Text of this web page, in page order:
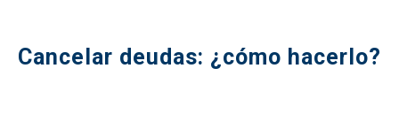
Cancelar deudas: ¿cómo hacerlo?